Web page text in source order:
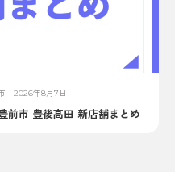
2026年8月7日
市 豊後高田 新店舗まとめ